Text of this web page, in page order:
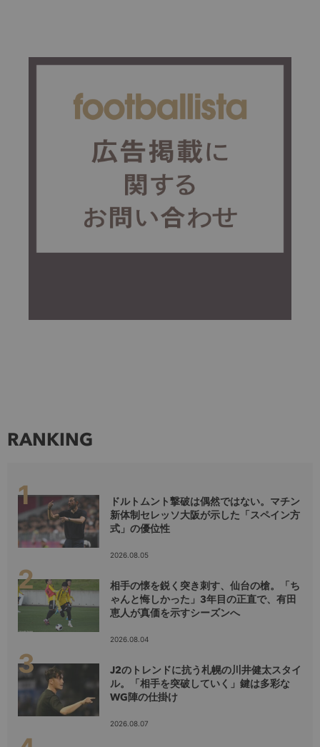
RANKING
ドルトムント撃破は偶然ではない。マチン
新体制セレッソ大阪が示した「スペイン方
式」の優位性
2026.08.05
相手の懐を鋭く突き刺す、仙台の槍。「ち
ゃんと悔しかった」3年目の正直で、有田
恵人が真価を示すシーズンへ
2026.08.04
J2のトレンドに抗う札幌の川井健太スタイ
ル。「相手を突破していく」鍵は多彩な
WG陣の仕掛け
2026.08.07